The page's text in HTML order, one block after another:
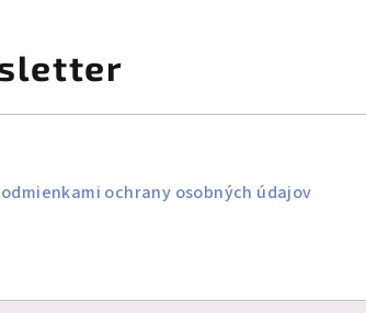
ochrany osobných údajov